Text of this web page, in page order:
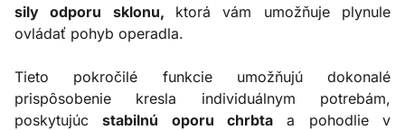
sily odporu sklonu, ktorá vám umožňuje plynule
ovládať pohyb operadla.
Tieto pokročilé funkcie umožňujú dokonalé
prispôsobenie kresla individuálnym potrebám,
poskytujúcstabilnú oporu chrbta a pohodlie v